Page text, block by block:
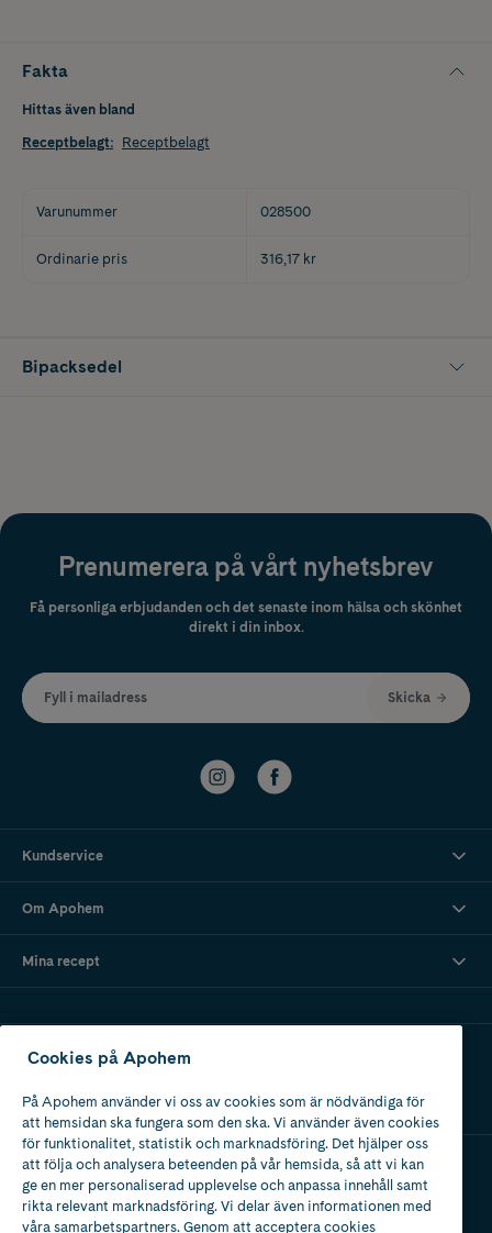
Fakta
Hittas även bland
Receptbelagt: Receptbelagt
Varunummer 028500
Ordinarie pris 316,17 kr
Bipacksedel
Prenumerera på vårt nyhetsbrev
Få personliga erbjudanden och det senaste inom hälsa och skönhet
direkt i din inbox.
Fyll i mailadress Skicka
Kundservice
Om Apohem
Mina recept
Ladda ner vår app
Apotek med tillstånd
av Läkemedelsverket
Cookies på Apohem
På Apohem använder vi oss av cookies som är nödvändiga för
att hemsidan ska fungera som den ska. Vi använder även cookies
för funktionalitet, statistik och marknadsföring. Det hjälper oss
att följa och analysera beteenden på vår hemsida, så att vi kan
ge en mer personaliserad upplevelse och anpassa innehåll samt
rikta relevant marknadsföring. Vi delar även informationen med
våra samarbetspartners. Genom att acceptera cookies